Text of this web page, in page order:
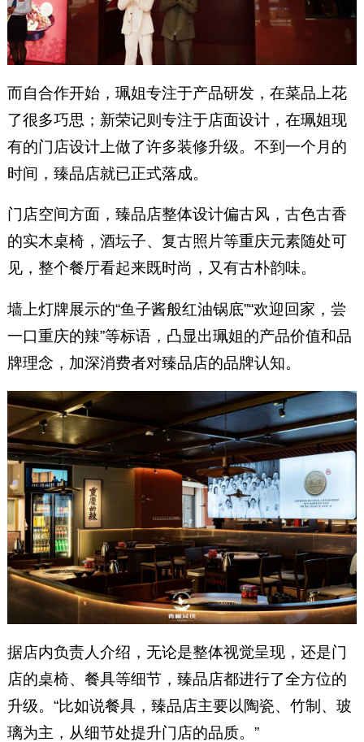
而自合作开始，珮姐专注于产品研发，在菜品上花
了很多巧思；新荣记则专注于店面设计，在珮姐现
有的门店设计上做了许多装修升级。不到一个月的
时间，臻品店就已正式落成。
门店空间方面，臻品店整体设计偏古风，古色古香
的实木桌椅，酒坛子、复古照片等重庆元素随处可
见，整个餐厅看起来既时尚，又有古朴韵味。
墙上灯牌展示的“鱼子酱般红油锅底”“欢迎回家，尝
一口重庆的辣”等标语，凸显出珮姐的产品价值和品
牌理念，加深消费者对臻品店的品牌认知。
据店内负责人介绍，无论是整体视觉呈现，还是门
店的桌椅、餐具等细节，臻品店都进行了全方位的
升级。“比如说餐具，臻品店主要以陶瓷、竹制、玻
璃为主，从细节处提升门店的品质。”